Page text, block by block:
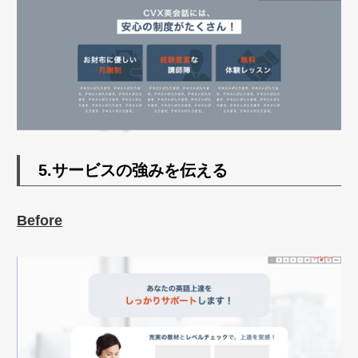
5.サービスの強みを伝える
Before